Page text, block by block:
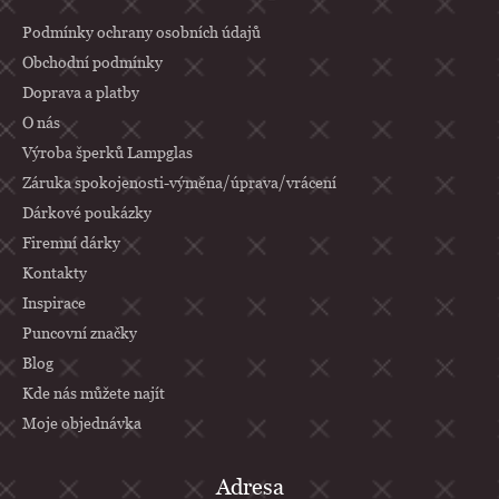
a
í
Podmínky ochrany osobních údajů
Obchodní podmínky
Doprava a platby
O nás
Výroba šperků Lampglas
Záruka spokojenosti-výměna/úprava/vrácení
Dárkové poukázky
Firemní dárky
Kontakty
Inspirace
Puncovní značky
Blog
Kde nás můžete najít
Moje objednávka
Adresa